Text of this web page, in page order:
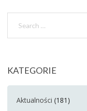
KATEGORIE
Aktualności (181)